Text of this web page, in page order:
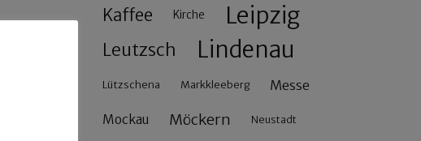
Kaffee Kirche Leipzig
Leutzsch Lindenau
Lützschena Markkleeberg Messe
Mockau Möckern Neustadt